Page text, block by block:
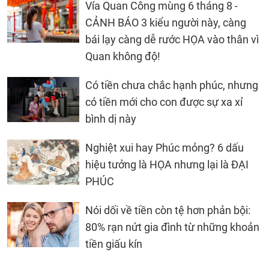
Vía Quan Công mùng 6 tháng 8 -
CẢNH BÁO 3 kiểu người này, càng
bái lạy càng dễ rước HỌA vào thân vì
Quan không độ!
Có tiền chưa chắc hạnh phúc, nhưng
có tiền mới cho con được sự xa xỉ
bình dị này
Nghiệt xui hay Phúc mỏng? 6 dấu
hiệu tưởng là HỌA nhưng lại là ĐẠI
PHÚC
Nói dối về tiền còn tệ hơn phản bội:
80% rạn nứt gia đình từ những khoản
tiền giấu kín